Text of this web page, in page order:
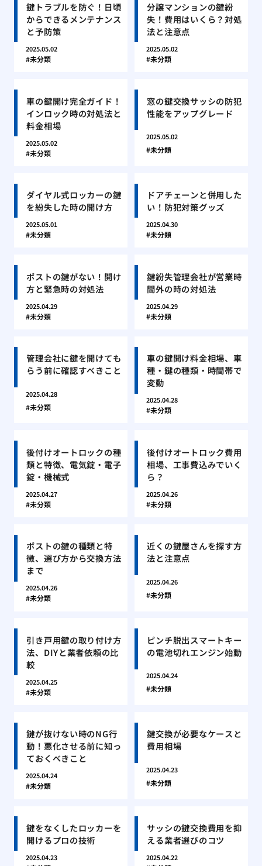
鍵トラブルを防ぐ！日頃
からできるメンテナンス
と予防策
2025.05.02
未分類
分譲マンションの鍵紛
失！費用はいくら？対処
法と注意点
2025.05.02
未分類
車の鍵開け完全ガイド！
インロック時の対処法と
料金相場
2025.05.02
未分類
窓の鍵交換サッシの防犯
性能をアップグレード
2025.05.02
未分類
ダイヤル式ロッカーの鍵
を紛失した時の開け方
2025.05.01
未分類
ドアチェーンと併用した
い！防犯対策グッズ
2025.04.30
未分類
ポストの鍵がない！開け
方と緊急時の対処法
2025.04.29
未分類
鍵紛失管理会社が営業時
間外の時の対処法
2025.04.29
未分類
管理会社に鍵を開けても
らう前に確認すべきこと
2025.04.28
未分類
車の鍵開け料金相場、車
種・鍵の種類・時間帯で
変動
2025.04.28
未分類
後付けオートロックの種
類と特徴、電気錠・電子
錠・機械式
2025.04.27
未分類
後付けオートロック費用
相場、工事費込みでいく
ら？
2025.04.26
未分類
ポストの鍵の種類と特
徴、選び方から交換方法
まで
2025.04.26
未分類
近くの鍵屋さんを探す方
法と注意点
2025.04.26
未分類
引き戸用鍵の取り付け方
法、DIYと業者依頼の比
較
2025.04.25
未分類
ピンチ脱出スマートキー
の電池切れエンジン始動
2025.04.24
未分類
鍵が抜けない時のNG行
動！悪化させる前に知っ
ておくべきこと
2025.04.24
未分類
鍵交換が必要なケースと
費用相場
2025.04.23
未分類
鍵をなくしたロッカーを
開けるプロの技術
2025.04.23
サッシの鍵交換費用を抑
える業者選びのコツ
2025.04.22